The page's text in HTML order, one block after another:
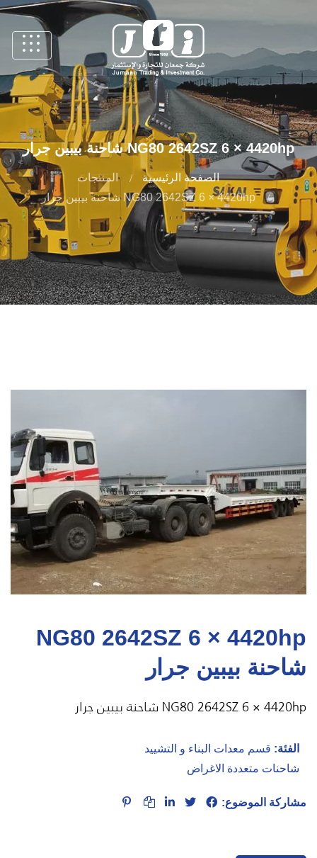
NG80 2642SZ 6 × 4420hp شاحنة بيبين جرار
الصفحة الرئيسية
المنتجات
NG80 2642SZ 6 × 4420hp شاحنة بيبين جرار
NG80 2642SZ 6 × 4420hp
شاحنة بيبين جرار
NG80 2642SZ 6 × 4420hp شاحنة بيبين جرار
الفئة: قسم معدات البناء و التشييد
شاحنات متعددة الاغراض
مشاركة الموضوع: